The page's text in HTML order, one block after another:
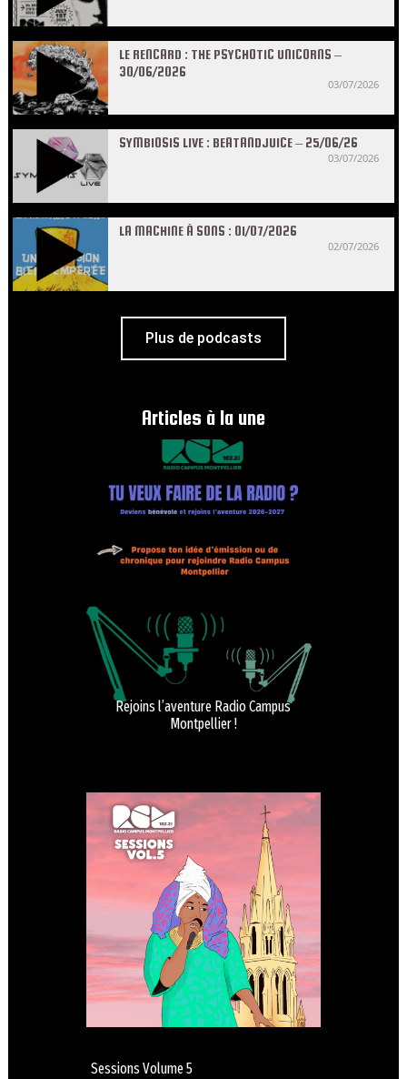
LE RENCARD : THE PSYCHOTIC UNICORNS –
30/06/2026
03/07/2026
SYMBIOSIS LIVE : BEATANDJUICE – 25/06/26
03/07/2026
LA MACHINE À SONS : 01/07/2026
02/07/2026
Plus de podcasts
Articles à la une
Rejoins l’aventure Radio Campus
Montpellier !
Sessions Volume 5